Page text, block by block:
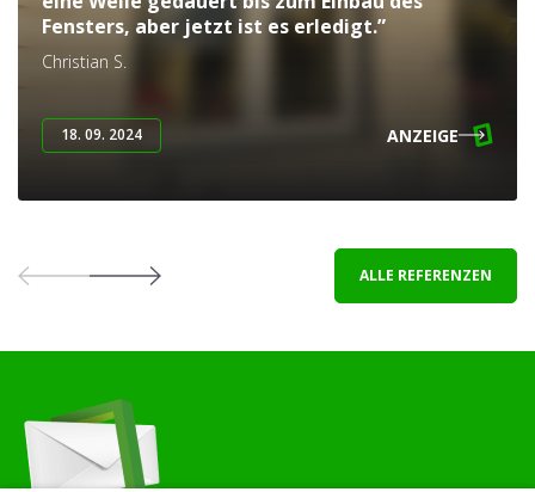
Fensters, aber jetzt ist es erledigt.”
Christian S.
18. 09. 2024 ANZEIGE
ALLE REFERENZEN